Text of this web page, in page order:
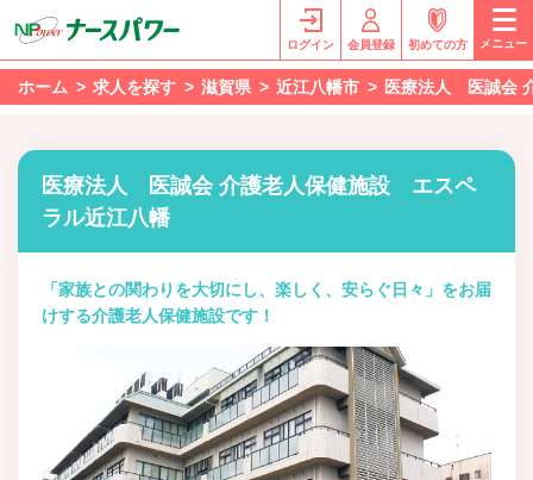
ログイン 会員登録 初めての方 メニュー
ホーム 求人を探す 滋賀県 近江八幡市 医療法人 医誠会
医療法人 医誠会 介護老人保健施設 エスペ
ラル近江八幡
「家族との関わりを大切にし、楽しく、安らぐ日々」をお届
けする介護老人保健施設です！